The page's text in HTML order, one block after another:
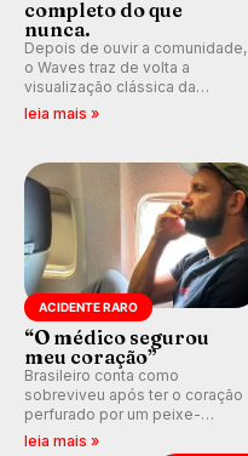
completo do que
nunca.
Depois de ouvir a comunidade,
o Waves traz de volta a
visualização clássica da
previsão de águas rasas,
ondas para até 16 dias.
leia mais »
ACIDENTE RARO
“O médico segurou
meu coração”
Brasileiro conta como
sobreviveu após ter o coração
perfurado por um peixe-
agulha enquanto surfava na
leia mais »